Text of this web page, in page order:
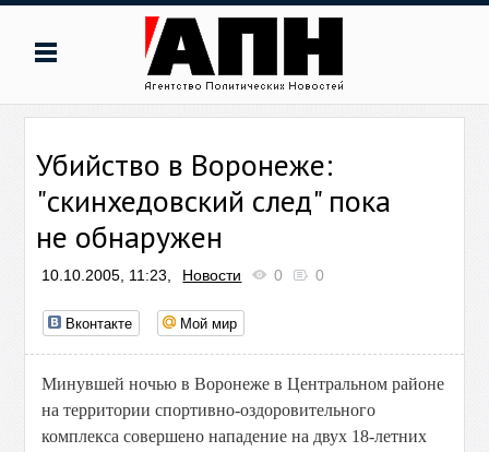
Убийство в Воронеже:
"скинхедовский след" пока
не обнаружен
10.10.2005, 11:23, Новости 0 0
Вконтакте Мой мир
Минувшей ночью в Воронеже в Центральном районе
на территории спортивно-оздоровительного
комплекса совершено нападение на двух 18-летних